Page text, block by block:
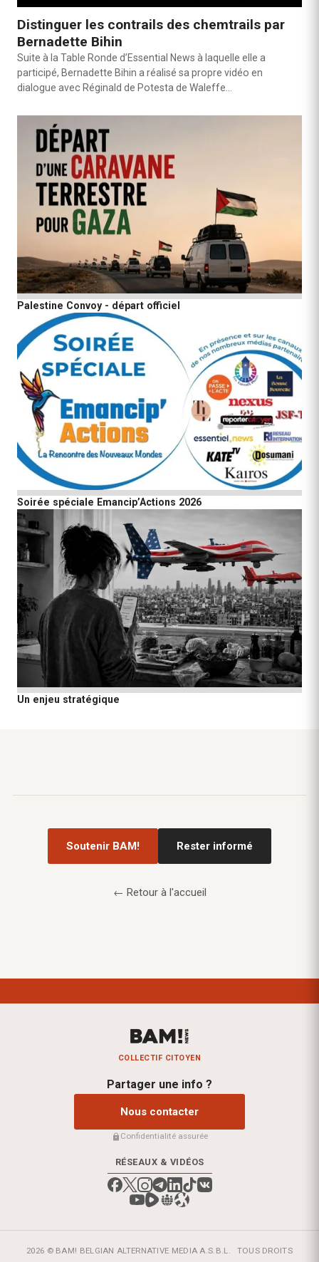
Distinguer les contrails des chemtrails par
Bernadette Bihin
Suite à la Table Ronde d’Essential News à laquelle elle a
participé, Bernadette Bihin a réalisé sa propre vidéo en
dialogue avec Réginald de Potesta de Waleffe…
Palestine Convoy - départ officiel
Soirée spéciale Emancip’Actions 2026
Un enjeu stratégique
Soutenir BAM! Rester informé
← Retour à l'accueil
COLLECTIF CITOYEN
Partager une info ?
Nous contacter
Confidentialité assurée
RÉSEAUX & VIDÉOS
2026 © BAM! BELGIAN ALTERNATIVE MEDIA A.S.B.L. TOUS DROITS